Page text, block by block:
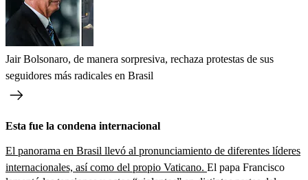
Jair Bolsonaro, de manera sorpresiva, rechaza protestas de sus
seguidores más radicales en Brasil
Esta fue la condena internacional
El panorama en Brasil llevó al pronunciamiento de diferentes líderes
internacionales, así como del propio Vaticano. El papa Francisco